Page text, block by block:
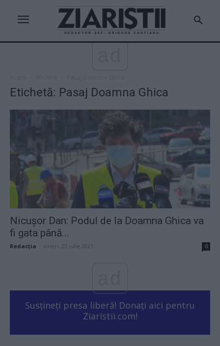
Etichetă: Pasaj Doamna Ghica
Nicușor Dan: Podul de la Doamna Ghica va
fi gata până...
Redacţia vineri, 23 iulie 2021 0
Susțineți presa liberă! Donați aici pentru
Ziaristii.com!